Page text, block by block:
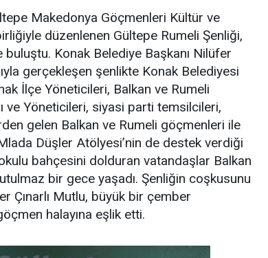
Makedonya Göçmenleri Kültür ve
düzenlenen Gültepe Rumeli Şenliği,
buluştu. Konak Belediye Başkanı Nilüfer
gerçekleşen şenlikte Konak Belediyesi
İlçe Yöneticileri, Balkan ve Rumeli
ve Yöneticileri, siyasi parti temsilcileri,
gelen Balkan ve Rumeli göçmenleri ile
Düşler Atölyesi’nin de destek verdiği
bahçesini dolduran vatandaşlar Balkan
bir gece yaşadı. Şenliğin coşkusunu
Çınarlı Mutlu, büyük bir çember
halayına eşlik etti.